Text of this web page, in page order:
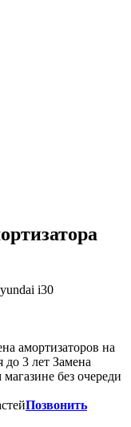
амортизаторов на
3 лет Замена
без очереди
Позвонить